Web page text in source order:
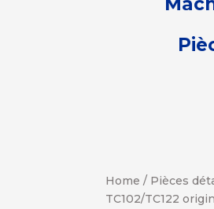
Home / Pièces
TC102/TC122